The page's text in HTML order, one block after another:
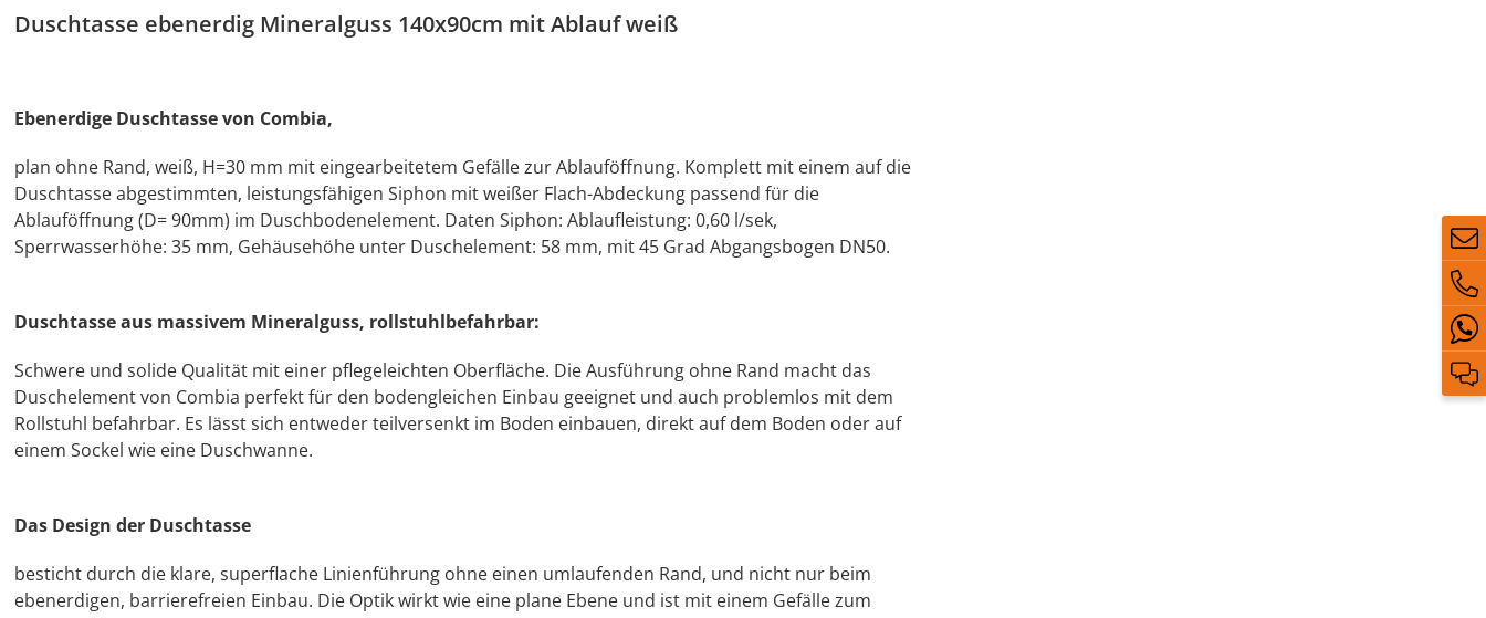
Duschtasse ebenerdig Mineralguss 140x90cm mit Ablauf weiß
Ebenerdige Duschtasse von Combia,
plan ohne Rand, weiß, H=30 mm mit eingearbeitetem Gefälle zur Ablauföffnung. Komplett mit einem auf die
Duschtasse abgestimmten, leistungsfähigen Siphon mit weißer Flach-Abdeckung passend für die
Ablauföffnung (D= 90mm) im Duschbodenelement. Daten Siphon: Ablaufleistung: 0,60 l/sek,
Sperrwasserhöhe: 35 mm, Gehäusehöhe unter Duschelement: 58 mm, mit 45 Grad Abgangsbogen DN50.
Duschtasse aus massivem Mineralguss, rollstuhlbefahrbar:
Schwere und solide Qualität mit einer pflegeleichten Oberfläche. Die Ausführung ohne Rand macht das
Duschelement von Combia perfekt für den bodengleichen Einbau geeignet und auch problemlos mit dem
Rollstuhl befahrbar. Es lässt sich entweder teilversenkt im Boden einbauen, direkt auf dem Boden oder auf
einem Sockel wie eine Duschwanne.
Das Design der Duschtasse
besticht durch die klare, superflache Linienführung ohne einen umlaufenden Rand, und nicht nur beim
ebenerdigen, barrierefreien Einbau. Die Optik wirkt wie eine plane Ebene und ist mit einem Gefälle zum